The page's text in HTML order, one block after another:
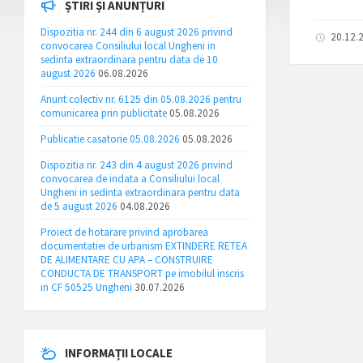
ȘTIRI ȘI ANUNȚURI
Dispozitia nr. 244 din 6 august 2026 privind
convocarea Consiliului local Ungheni in
sedinta extraordinara pentru data de 10
august 2026 06.08.2026
Anunt colectiv nr. 6125 din 05.08.2026 pentru
comunicarea prin publicitate 05.08.2026
Publicatie casatorie 05.08.2026 05.08.2026
Dispozitia nr. 243 din 4 august 2026 privind
convocarea de indata a Consiliului local
Ungheni in sedinta extraordinara pentru data
de 5 august 2026 04.08.2026
Proiect de hotarare privind aprobarea
documentatiei de urbanism EXTINDERE RETEA
DE ALIMENTARE CU APA – CONSTRUIRE
CONDUCTA DE TRANSPORT pe imobilul inscris
in CF 50525 Ungheni 30.07.2026
INFORMAȚII LOCALE